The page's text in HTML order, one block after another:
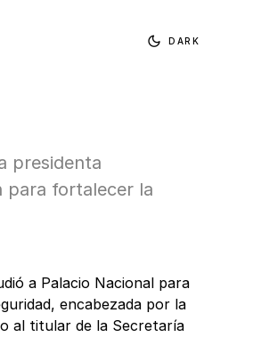
DARK
presidenta
para fortalecer la
a Palacio Nacional para
encabezada por la
al titular de la Secretaría